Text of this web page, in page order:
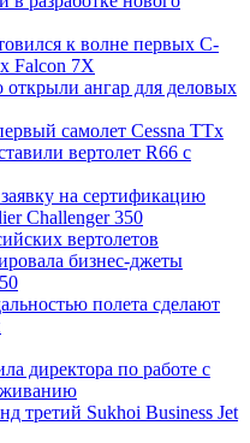
к волне первых C-
Falcon 7X
ангар для деловых
самолет Cessna TTx
вертолет R66 с
на сертификацию
Challenger 350
вертолетов
бизнес-джеты
полета сделают
директора по работе с
третий Sukhoi Business Jet